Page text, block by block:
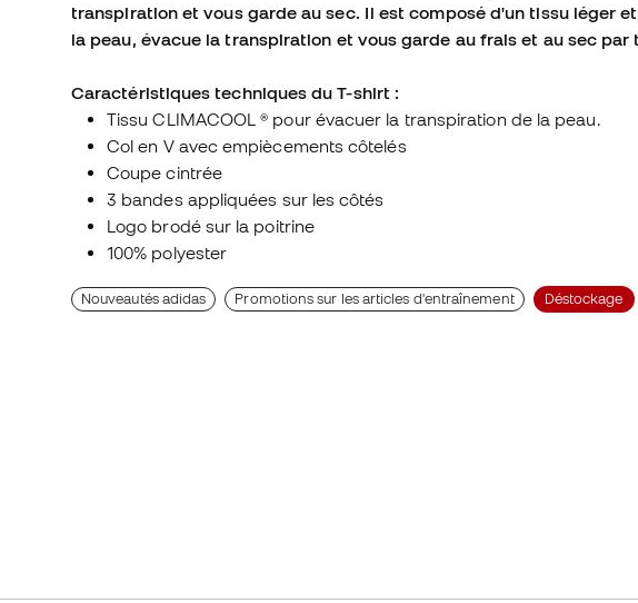
transpiration et vous garde au sec. Il est composé d'un tissu léger
la peau, évacue la transpiration et vous garde au frais et au sec par
Caractéristiques techniques du T-shirt :
Tissu CLIMACOOL ® pour évacuer la transpiration de la peau.
Col en V avec empiècements côtelés
Coupe cintrée
3 bandes appliquées sur les côtés
Logo brodé sur la poitrine
100% polyester
Nouveautés adidas Promotions sur les articles d'entraînement Déstockage